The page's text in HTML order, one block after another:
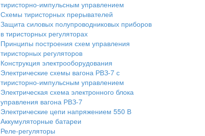
тиристорно-импульсным управлением
Схемы тиристорных прерывателей
Защита силовых полупроводниковых приборов
в тиристорных регуляторах
Принципы построения схем управления
тиристорных регуляторов
Конструкция электрооборудования
Электрические схемы вагона РВЗ-7 с
тиристорно-импульсным управлением
Электрическая схема электронного блока
управления вагона РВЗ-7
Электрические цепи напряжением 550 В
Аккумуляторные батареи
Реле-регуляторы